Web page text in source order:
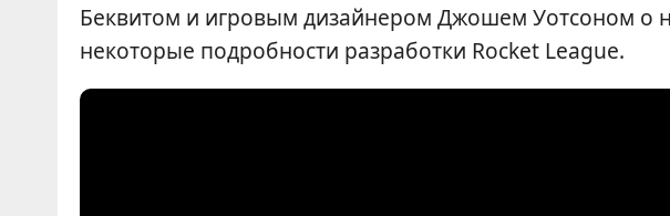
Беквитом и игровым дизайнером Джошем Уотсоном о
некоторые подробности разработки Rocket League.